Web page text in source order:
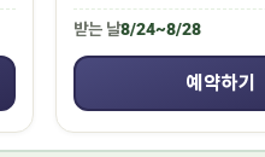
받는 날8/24~8/28
예약하기